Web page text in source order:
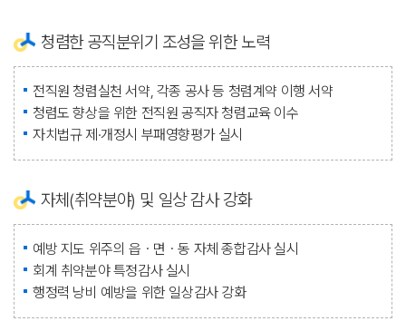
청렴한 공직분위기 조성을 위한 노력
전직원 청렴실천 서약, 각종 공사 등 청렴계약 이행 서약
청렴도 향상을 위한 전직원 공직자 청렴교육 이수
자치법규 제·개정시 부패영향평가 실시
자체(취약분야) 및 일상 감사 강화
예방 지도 위주의 읍ㆍ면ㆍ동 자체 종합감사 실시
회계 취약분야 특정감사 실시
행정력 낭비 예방을 위한 일상감사 강화